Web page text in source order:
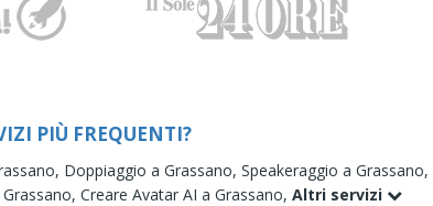
PIÙ FREQUENTI?
Doppiaggio a Grassano, Speakeraggio a Grassano,
Creare Avatar AI a Grassano, Altri servizi